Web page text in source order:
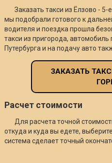
Заказать такси из Ёлзово -
мы подобрали готового к
водителя и поездка прошла
такси из пригорода, автомобиль
Путербурга и на подачу авто
ЗАКАЗАТЬ
Расчет стоимости
Для расчета точной
откуда и куда вы едете,
система сделает точный